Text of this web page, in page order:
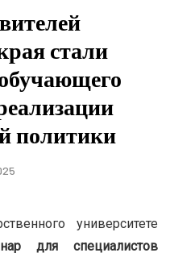
стали
политики
университете
для специалистов